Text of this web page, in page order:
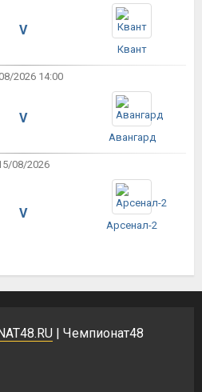
V
Квант
2026 14:00
V
Авангард
08/2026
V
Арсенал-2
| Чемпионат48